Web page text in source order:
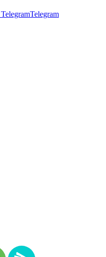
Telegram